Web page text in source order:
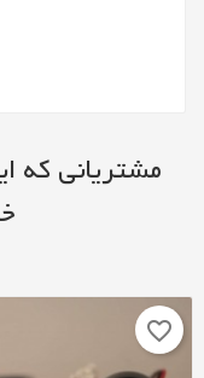
مشتریانی که
favorite_border